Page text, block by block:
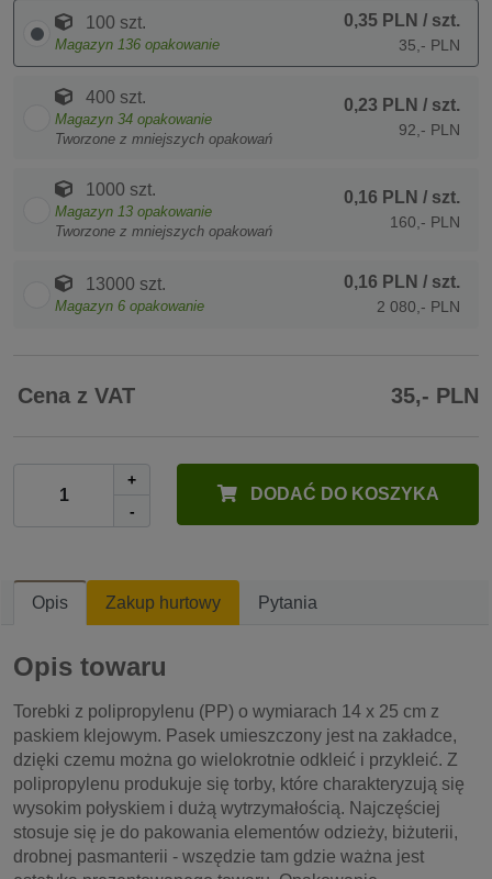
100 szt.
Magazyn 136 opakowanie
0,35 PLN / szt.
35,- PLN
400 szt.
Magazyn 34 opakowanie
Tworzone z mniejszych opakowań
0,23 PLN / szt.
92,- PLN
1000 szt.
Magazyn 13 opakowanie
Tworzone z mniejszych opakowań
0,16 PLN / szt.
160,- PLN
13000 szt.
Magazyn 6 opakowanie
0,16 PLN / szt.
2 080,- PLN
Cena z VAT 35,- PLN
+
-
DODAĆ DO KOSZYKA
Opis Zakup hurtowy Pytania
Opis towaru
Torebki z polipropylenu (PP) o wymiarach 14 x 25 cm z
paskiem klejowym. Pasek umieszczony jest na zakładce,
dzięki czemu można go wielokrotnie odkleić i przykleić. Z
polipropylenu produkuje się torby, które charakteryzują się
wysokim połyskiem i dużą wytrzymałością. Najczęściej
stosuje się je do pakowania elementów odzieży, biżuterii,
drobnej pasmanterii - wszędzie tam gdzie ważna jest